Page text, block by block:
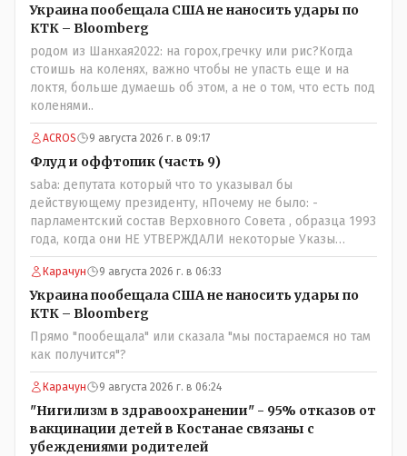
которые развернулись потом на 180 или 360 градусов,
посмотрев на того, как он не сдался, но ты же там сам
живешь и многое знаешь о тех, на кого работаешь.. Это
просто прагматизм и ничего личного. Победим мы, они
встанут под нас и наоборот и все это понимают..
Украина пообещала США не наносить удары по
КТК – Bloomberg
родом из Шанхая2022: на горох,гречку или рис?Когда
стоишь на коленях, важно чтобы не упасть еще и на
локтя, больше думаешь об этом, а не о том, что есть под
коленями..
ACROS 9 августа 2026 г. в 09:17
Флуд и оффтопик (часть 9)
saba: депутата который что то указывал бы
действующему президенту, нПочему не было: -
парламентский состав Верховного Совета , образца 1993
года, когда они НЕ УТВЕРЖДАЛИ некоторые Указы
Назарбаева, особенно в части выборов и перевыборов и
некоторых вопросах внутренней политики, и тогда
Назарбай волевым Указом РАСПУСТИЛ этот бунтарский
состав. Имя - Серикболсын Абдильдин вам знакомо -
юывший секретарь ЦК КП Казахстана , впоследствии -
депутат Верховного Совета и Мажлиса и Председатель
партии коммунстов- он в то время и после и причём
НЕОДНОКРАТНО, указывал и многократно на недостатки
Назарбая и предлагал ему самому ДОБРОВОЛЬНО уйти с
поста Президента.
Карачун 9 августа 2026 г. в 06:33
Украина пообещала США не наносить удары по
КТК – Bloomberg
Прямо "пообещала" или сказала "мы постараемся но там
как получится"?
Карачун 9 августа 2026 г. в 06:24
"Нигилизм в здравоохранении" - 95% отказов от
вакцинации детей в Костанае связаны с
убеждениями родителей